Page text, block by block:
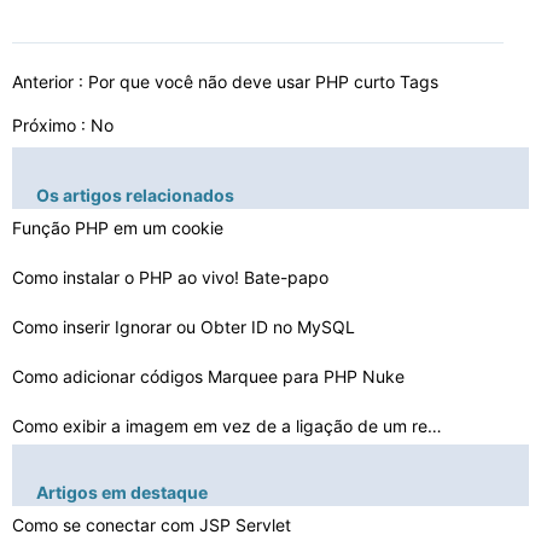
Anterior : Por que você não deve usar PHP curto Tags
Próximo : No
Os artigos relacionados
Função PHP em um cookie
Como instalar o PHP ao vivo! Bate-papo
Como inserir Ignorar ou Obter ID no MySQL
Como adicionar códigos Marquee para PHP Nuke
Como exibir a imagem em vez de a ligação de um regist…
Artigos em destaque
Como se conectar com JSP Servlet